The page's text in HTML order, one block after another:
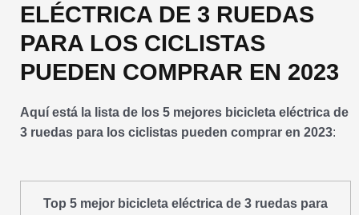
ELÉCTRICA DE 3 RUEDAS
PARA LOS CICLISTAS
PUEDEN COMPRAR EN 2023
Aquí está la lista de los 5 mejores bicicleta eléctrica de
3 ruedas para los ciclistas pueden comprar en 2023:
Top 5 mejor bicicleta eléctrica de 3 ruedas para